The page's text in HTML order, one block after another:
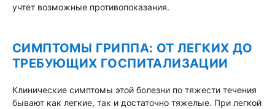
учтет возможные противопоказания.
СИМПТОМЫ ГРИППА: ОТ ЛЕГКИХ ДО
ТРЕБУЮЩИХ ГОСПИТАЛИЗАЦИИ
Клинические симптомы этой болезни по тяжести течения
бывают как легкие, так и достаточно тяжелые. При легкой